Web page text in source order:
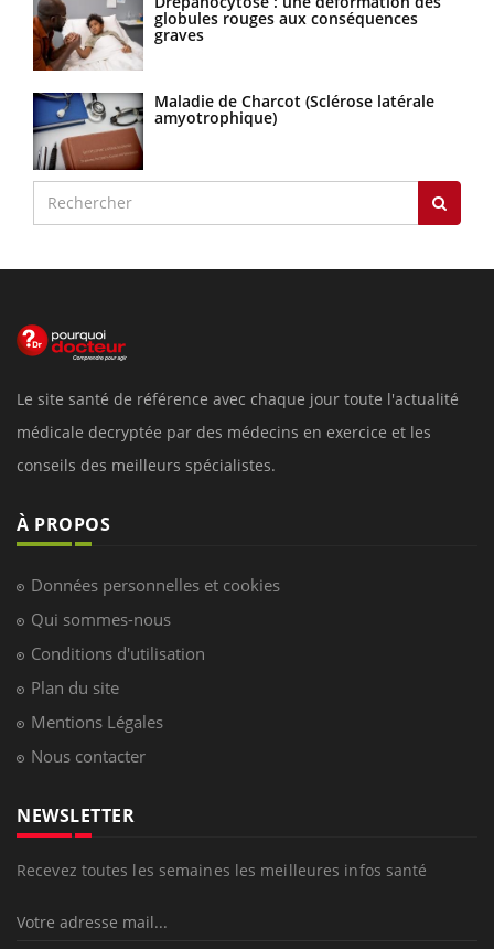
globules rouges aux conséquences
graves
Maladie de Charcot (Sclérose latérale
amyotrophique)
Le site santé de référence avec chaque jour toute l'actualité
médicale decryptée par des médecins en exercice et les
conseils des meilleurs spécialistes.
À PROPOS
Données personnelles et cookies
Qui sommes-nous
Conditions d'utilisation
Plan du site
Mentions Légales
Nous contacter
NEWSLETTER
Recevez toutes les semaines les meilleures infos santé